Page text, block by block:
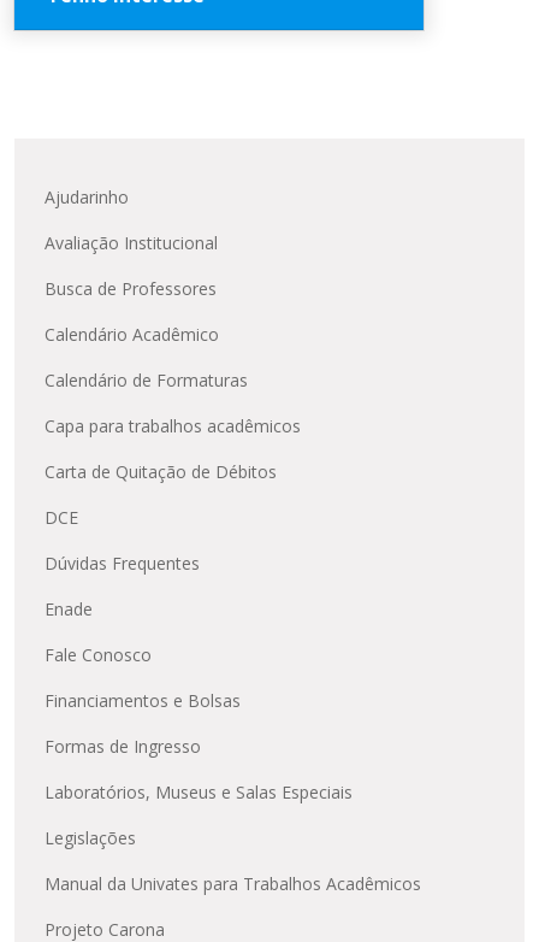
de Idiomas
& Você - Comunidade
divulgado.
Nome *
Email *
Telefone *
Ajudarinho
Avaliação Institucional
Busca de Professores
Calendário Acadêmico
Calendário de Formaturas
Capa para trabalhos acadêmicos
Carta de Quitação de Débitos
DCE
Dúvidas Frequentes
Enade
Fale Conosco
Financiamentos e Bolsas
Formas de Ingresso
Laboratórios, Museus e Salas Especiais
Legislações
Manual da Univates para Trabalhos Acadêmicos
Projeto Carona